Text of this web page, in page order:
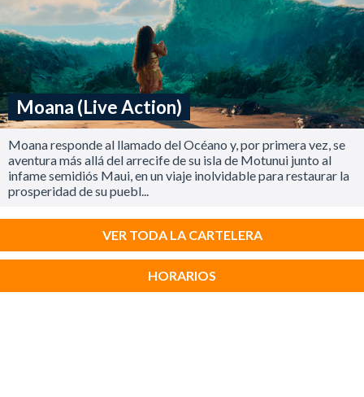
Moana (Live Action)
Moana responde al llamado del Océano y, por primera vez, se
aventura más allá del arrecife de su isla de Motunui junto al
infame semidiós Maui, en un viaje inolvidable para restaurar la
prosperidad de su puebl...
VER TODA LA CARTELERA
HORARIOS